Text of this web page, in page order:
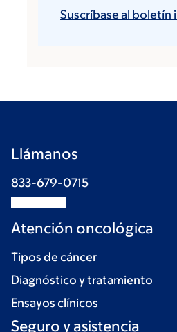
Suscríbase al boletín
Llámanos
833-679-0715
Atención oncológica
Tipos de cáncer
Diagnóstico y tratamiento
Ensayos clínicos
Seguro y asistencia